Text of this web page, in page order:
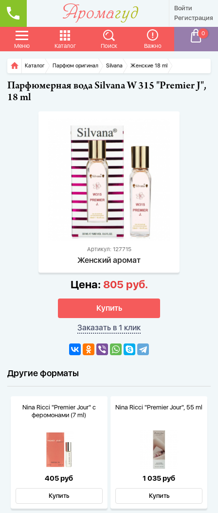
Войти
Регистрация
Меню Каталог Поиск Важно
0
Главная
Каталог Парфюм оригинал Silvana Женские 18 ml
Парфюмерная вода Silvana W 315 "Premier J",
18 ml
Артикул: 127715
Женский аромат
Цена: 805 руб.
Купить
Заказать в 1 клик
Другие форматы
Nina Ricci "Premier Jour" с
феромонами (7 ml)
405 руб
Купить
Nina Ricci "Premier Jour", 55 ml
1 035 руб
Купить